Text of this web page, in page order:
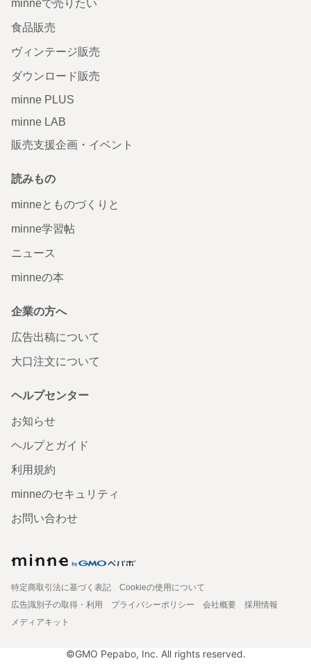
minneで売りたい
食品販売
ヴィンテージ販売
ダウンロード販売
minne PLUS
minne LAB
販売支援企画・イベント
読みもの
minneとものづくりと
minne学習帖
ニュース
minneの本
企業の方へ
広告出稿について
大口注文について
ヘルプセンター
お知らせ
ヘルプとガイド
利用規約
minneのセキュリティ
お問い合わせ
特定商取引法に基づく表記
Cookieの使用について
広告識別子の取得・利用
プライバシーポリシー 会社概要
採用情報
メディアキット
©GMO Pepabo, Inc. All rights reserved.